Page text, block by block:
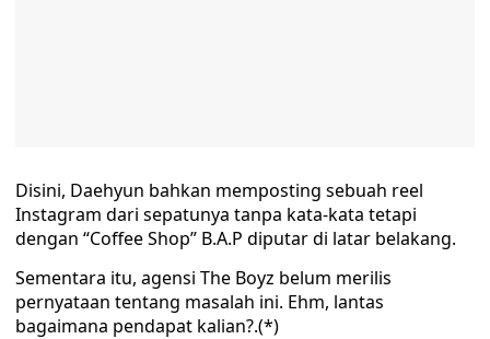
Disini, Daehyun bahkan memposting sebuah reel
Instagram dari sepatunya tanpa kata-kata tetapi
dengan “Coffee Shop” B.A.P diputar di latar belakang.
Sementara itu, agensi The Boyz belum merilis
pernyataan tentang masalah ini. Ehm, lantas
bagaimana pendapat kalian?.(*)